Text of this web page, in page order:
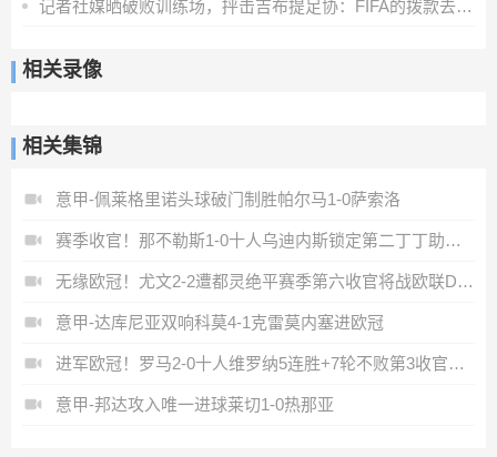
记者社媒晒破败训练场，抨击吉布提足协：FIFA的拨款去哪里了？
相关录像
相关集锦
意甲-佩莱格里诺头球破门制胜帕尔马1-0萨索洛
赛季收官！那不勒斯1-0十人乌迪内斯锁定第二丁丁助攻霍伊伦制胜
无缘欧冠！尤文2-2遭都灵绝平赛季第六收官将战欧联DV9双响
意甲-达库尼亚双响科莫4-1克雷莫内塞进欧冠
进军欧冠！罗马2-0十人维罗纳5连胜+7轮不败第3收官迪巴拉2助攻
意甲-邦达攻入唯一进球莱切1-0热那亚